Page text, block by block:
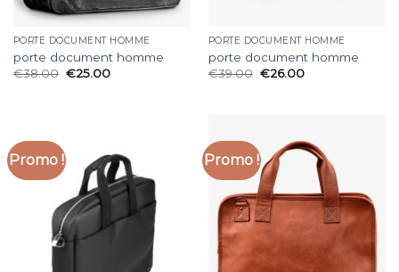
PORTE DOCUMENT HOMME
porte document homme
€38.00 €25.00
PORTE DOCUMENT HOMME
porte document homme
€39.00 €26.00
Promo ! Promo !